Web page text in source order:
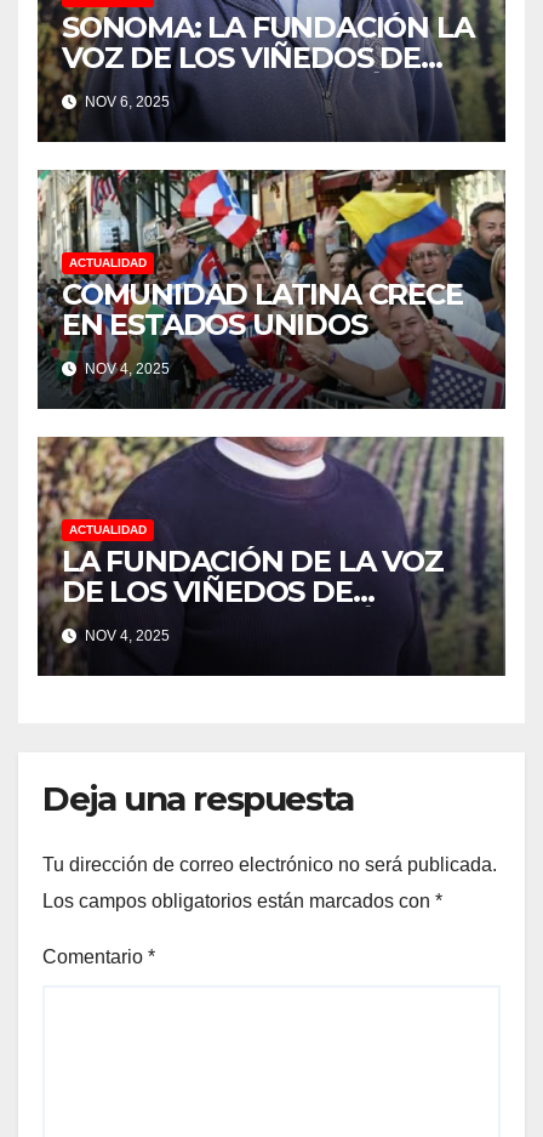
SONOMA: LA FUNDACIÓN LA
VOZ DE LOS VIÑEDOS DE
SONOMA, RECONOCIÓ A LOS
TRABAJADORES DEL MES DE
FEBRERO POR SU GRAN
TRABAJO EN LA PODA DE
UVAS
NOV 6, 2025
ACTUALIDAD
COMUNIDAD LATINA CRECE
EN ESTADOS UNIDOS
NOV 4, 2025
ACTUALIDAD
LA FUNDACIÓN DE LA VOZ
DE LOS VIÑEDOS DE
SONOMA RECONOCIÓ A
CUATRO “ EMPLEADOS DEL
MES” POR SU LIDERAZGO Y
NOV 4, 2025
Deja una respuesta
Tu dirección de correo electrónico no será publicada.
Los campos obligatorios están marcados con *
Comentario *